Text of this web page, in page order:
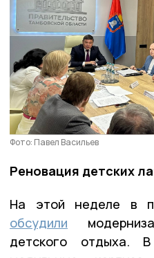
Фото: Павел Васильев
Реновация детских
На этой неделе в
обсудили
детского отдыха.